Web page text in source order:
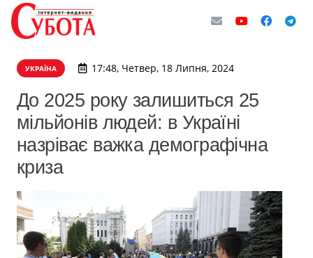
УКРАЇНА 17:48, Четвер, 18 Липня, 2024
До 2025 року залишиться 25
мільйонів людей: в Україні
назріває важка демографічна
криза